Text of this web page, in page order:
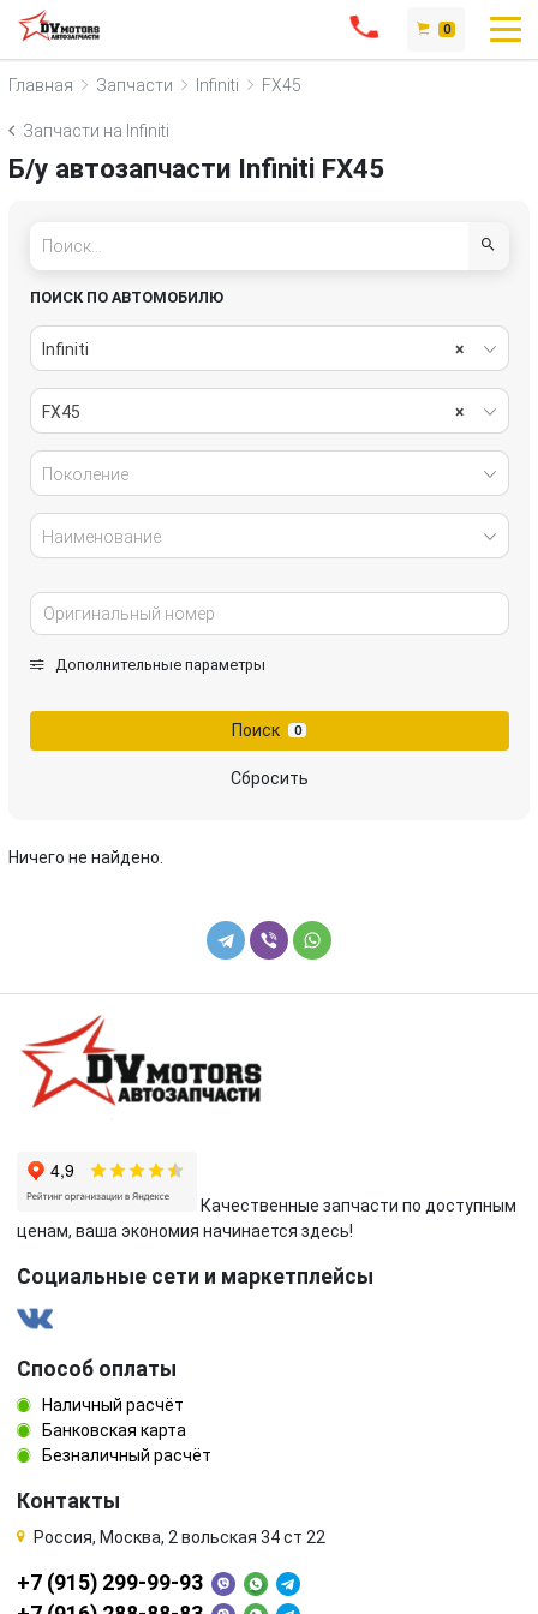
0
Главная Запчасти Infiniti FX45
Запчасти на Infiniti
Б/у автозапчасти Infiniti FX45
ПОИСК ПО АВТОМОБИЛЮ
×
Infiniti
×
FX45
Поколение
Наименование
Дополнительные параметры
Поиск 0
Сбросить
Ничего не найдено.
Качественные запчасти по доступным
ценам, ваша экономия начинается здесь!
Социальные сети и маркетплейсы
Способ оплаты
Наличный расчёт
Банковская карта
Безналичный расчёт
Контакты
Россия, Москва, 2 вольская 34 ст 22
+7 (915) 299-99-93